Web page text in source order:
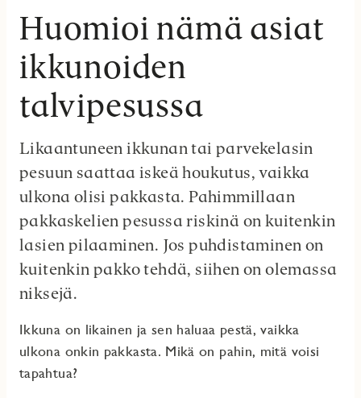
Huomioi nämä asiat
ikkunoiden
talvipesussa
Likaantuneen ikkunan tai parvekelasin
pesuun saattaa iskeä houkutus, vaikka
ulkona olisi pakkasta. Pahimmillaan
pakkaskelien pesussa riskinä on kuitenkin
lasien pilaaminen. Jos puhdistaminen on
kuitenkin pakko tehdä, siihen on olemassa
niksejä.
Ikkuna on likainen ja sen haluaa pestä, vaikka
ulkona onkin pakkasta. Mikä on pahin, mitä voisi
tapahtua?